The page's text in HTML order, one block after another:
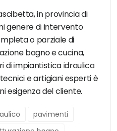
in provincia di
genere di intervento
o parziale di
bagno e cucina,
di impiantistica idraulica
e artigiani esperti è
esigenza del cliente.
pavimenti